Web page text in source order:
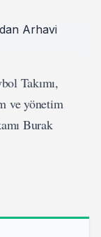
Takımı,
ve yönetim
Burak